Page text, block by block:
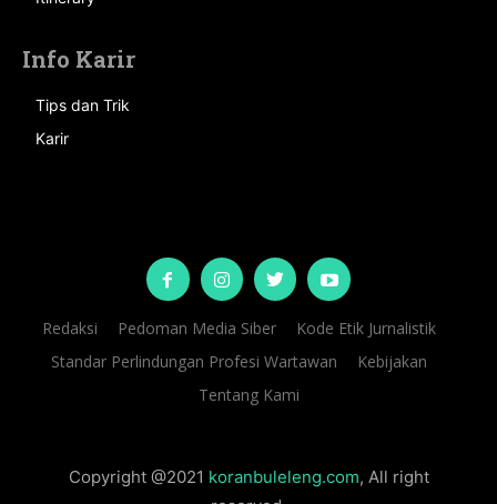
Info Karir
Tips dan Trik
Karir
Redaksi Pedoman Media Siber
Kode Etik Jurnalistik
Standar Perlindungan Profesi Wartawan
Kebijakan
Tentang Kami
Copyright @2021 koranbuleleng.com, All right